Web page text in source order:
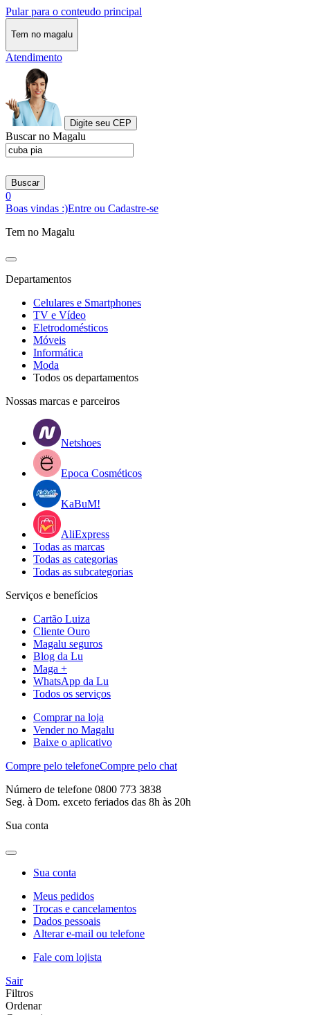
Pular para o conteudo principal
Tem no magalu
Atendimento
Digite seu CEP
Buscar no Magalu
Buscar
0
Boas vindas :)Entre ou Cadastre-se
Tem no Magalu
Departamentos
Celulares e Smartphones
TV e Vídeo
Eletrodomésticos
Móveis
Informática
Moda
Todos os departamentos
Nossas marcas e parceiros
Netshoes
Epoca Cosméticos
KaBuM!
AliExpress
Todas as marcas
Todas as categorias
Todas as subcategorias
Serviços e benefícios
Cartão Luiza
Cliente Ouro
Magalu seguros
Blog da Lu
Maga +
WhatsApp da Lu
Todos os serviços
Comprar na loja
Vender no Magalu
Baixe o aplicativo
Compre pelo telefoneCompre pelo chat
Número de telefone 0800 773 3838
Seg. à Dom. exceto feriados das 8h às 20h
Sua conta
Sua conta
Meus pedidos
Trocas e cancelamentos
Dados pessoais
Alterar e-mail ou telefone
Fale com lojista
Sair
Filtros
Ordenar